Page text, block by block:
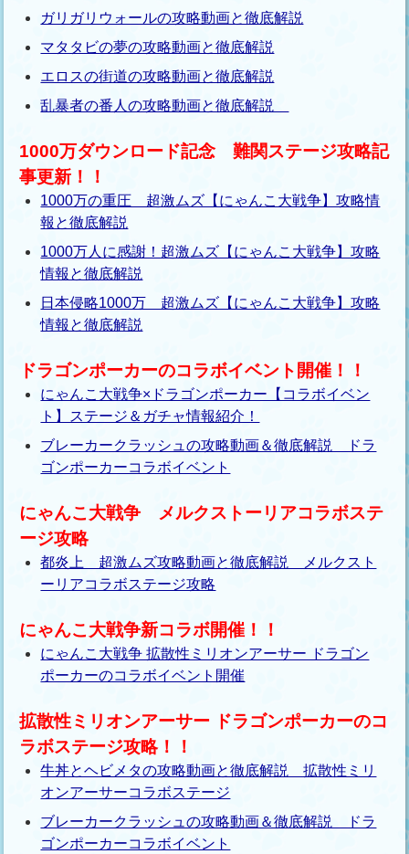
ガリガリウォールの攻略動画と徹底解説
マタタビの夢の攻略動画と徹底解説
エロスの街道の攻略動画と徹底解説
乱暴者の番人の攻略動画と徹底解説
1000万ダウンロード記念 難関ステージ攻略記
事更新！！
1000万の重圧 超激ムズ【にゃんこ大戦争】攻略情
報と徹底解説
1000万人に感謝！超激ムズ【にゃんこ大戦争】攻略
情報と徹底解説
日本侵略1000万 超激ムズ【にゃんこ大戦争】攻略
情報と徹底解説
ドラゴンポーカーのコラボイベント開催！！
にゃんこ大戦争×ドラゴンポーカー【コラボイベン
ト】ステージ＆ガチャ情報紹介！
ブレーカークラッシュの攻略動画＆徹底解説 ドラ
ゴンポーカーコラボイベント
にゃんこ大戦争 メルクストーリアコラボステ
ージ攻略
都炎上 超激ムズ攻略動画と徹底解説 メルクスト
ーリアコラボステージ攻略
にゃんこ大戦争新コラボ開催！！
にゃんこ大戦争 拡散性ミリオンアーサー ドラゴン
ポーカーのコラボイベント開催
拡散性ミリオンアーサー ドラゴンポーカーのコ
ラボステージ攻略！！
牛丼とヘビメタの攻略動画と徹底解説 拡散性ミリ
オンアーサーコラボステージ
ブレーカークラッシュの攻略動画＆徹底解説 ドラ
ゴンポーカーコラボイベント